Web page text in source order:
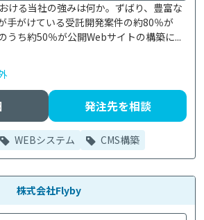
ける当社の強みは何か。ずばり、豊富な
手がけている受託開発案件の約80％が
うち約50％が公開Webサイトの構築に...
発注先を相談
WEBシステム CMS構築
株式会社Flyby